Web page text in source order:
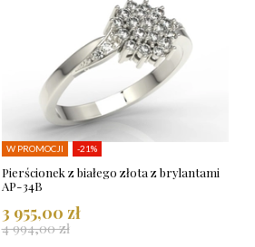
W PROMOCJI -21%
Pierścionek z białego złota z brylantami
AP-34B
3 955,00 zł
4 994,00 zł